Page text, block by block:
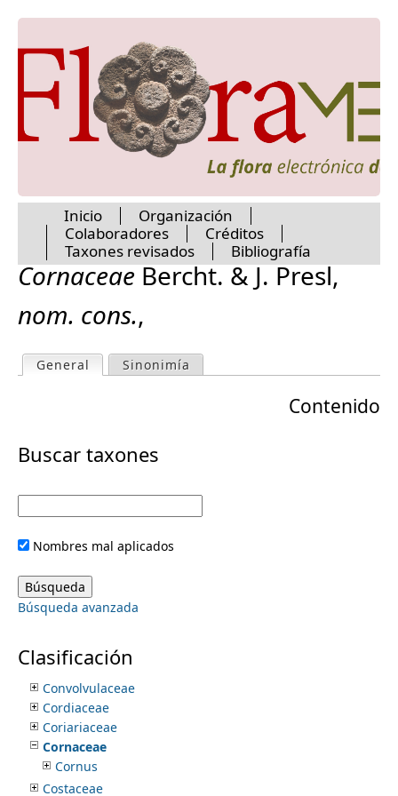
CornaceaeBercht. & J. Presl,
nom. cons.,
P
i
m
r
y
t
General (active tab)
Sinonimía
Contenido
M
i
m
e
n
u
Inicio
Organización
Colaboradores
Créditos
Taxones revisados
Bibliografía
Buscar taxones
Nombres mal aplicados
Búsqueda avanzada
Clasificación
Bixaceae
Boraginaceae
Brassicaceae
Bromeliaceae
Brunelliaceae
Burmanniaceae
Burseraceae
Cactaceae
Calceolariaceae
Calophyllaceae
Campanulaceae
Canellaceae
Cannaceae
Caprifoliaceae
Caricaceae
Ceratophyllaceae
Chloranthaceae
Cleomaceae
Clusiaceae
Coldeniaceae
Commelinaceae
Connaraceae
Convolvulaceae
Cordiaceae
Coriariaceae
Cornaceae
Cornus
Costaceae